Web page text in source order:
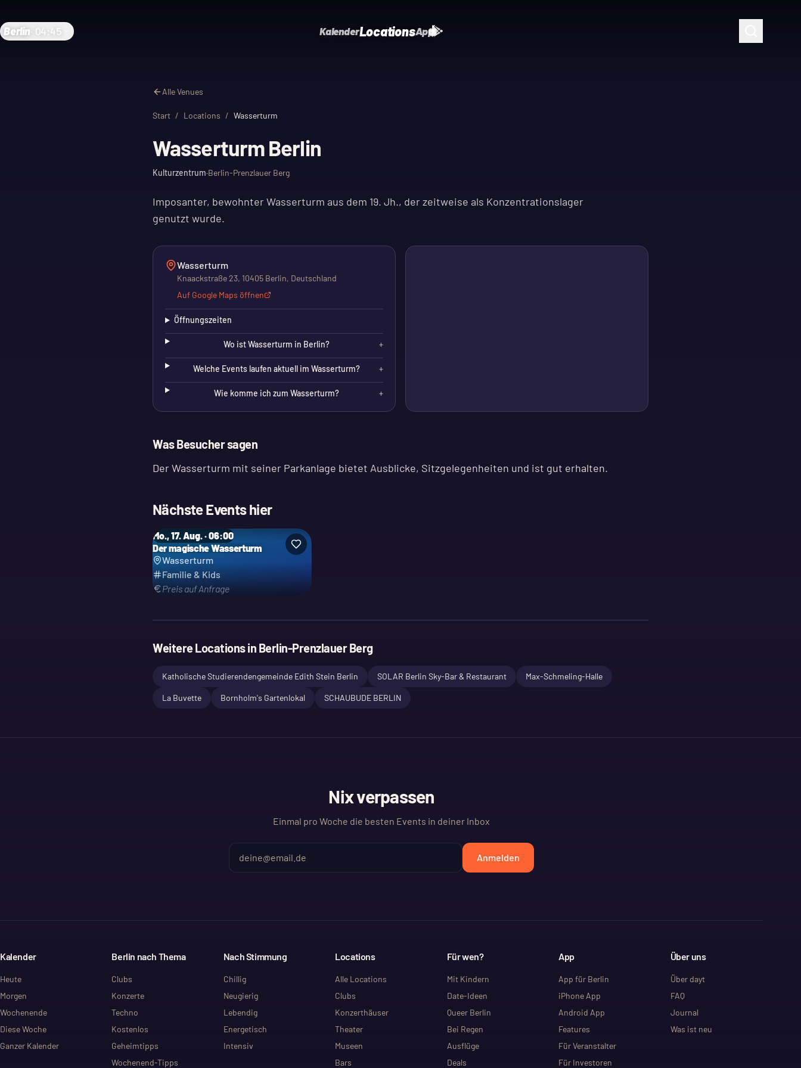
Berlin 04:45 KalenderLocationsApp
Alle Venues
Start / Locations / Wasserturm
Wasserturm Berlin
Kulturzentrum·Berlin-Prenzlauer Berg
Imposanter, bewohnter Wasserturm aus dem 19. Jh., der zeitweise als Konzentrationslager
genutzt wurde.
Wasserturm
Knaackstraße 23, 10405 Berlin, Deutschland
Auf Google Maps öffnen
Öffnungszeiten
Wo ist Wasserturm in Berlin? +
Welche Events laufen aktuell im Wasserturm? +
Wie komme ich zum Wasserturm? +
Was Besucher sagen
Der Wasserturm mit seiner Parkanlage bietet Ausblicke, Sitzgelegenheiten und ist gut erhalten.
Nächste Events hier
Mo., 17. Aug. · 06:00
Der magische Wasserturm
Wasserturm
Familie & Kids
Preis auf Anfrage
Weitere Locations in Berlin-Prenzlauer Berg
Katholische Studierendengemeinde Edith Stein Berlin SOLAR Berlin Sky-Bar & Restaurant Max-Schmeling-Halle
La Buvette Bornholm's Gartenlokal SCHAUBUDE BERLIN
Nix verpassen
Einmal pro Woche die besten Events in deiner Inbox
Anmelden
Kalender
Heute
Morgen
Wochenende
Diese Woche
Ganzer Kalender
Berlin nach Thema
Clubs
Konzerte
Techno
Kostenlos
Geheimtipps
Wochenend-Tipps
Nach Stimmung
Chillig
Neugierig
Lebendig
Energetisch
Intensiv
Locations
Alle Locations
Clubs
Konzerthäuser
Theater
Museen
Bars
Für wen?
Mit Kindern
Date-Ideen
Queer Berlin
Bei Regen
Ausflüge
Deals
App
App für Berlin
iPhone App
Android App
Features
Für Veranstalter
Für Investoren
Über uns
Über dayt
FAQ
Journal
Was ist neu